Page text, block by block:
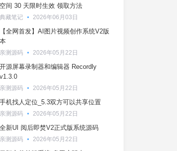
空间 30 天限时生效 领取方法
典藏笔记 2026年06月03日
【全网首发】AI图片视频创作系统V2版
本
亲测源码 2026年05月22日
开源屏幕录制器和编辑器 Recordly
v1.3.0
亲测源码 2026年05月22日
手机找人定位_5.3双方可以共享位置
亲测源码 2026年05月22日
全新UI 阅后即焚V2正式版系统源码
亲测源码 2026年05月22日